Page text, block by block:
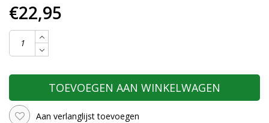
€22,95
TOEVOEGEN AAN WINKELWAGEN
Aan verlanglijst toevoegen